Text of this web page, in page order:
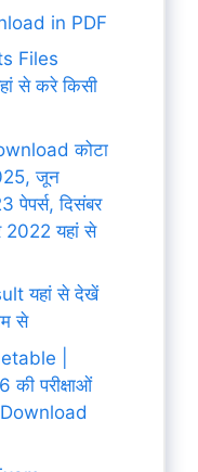
in PDF
Files
से करे किसी
कोटा
जून
दिसंबर
2022 यहां से
यहां से देखें
से
|
परीक्षाओं
Download